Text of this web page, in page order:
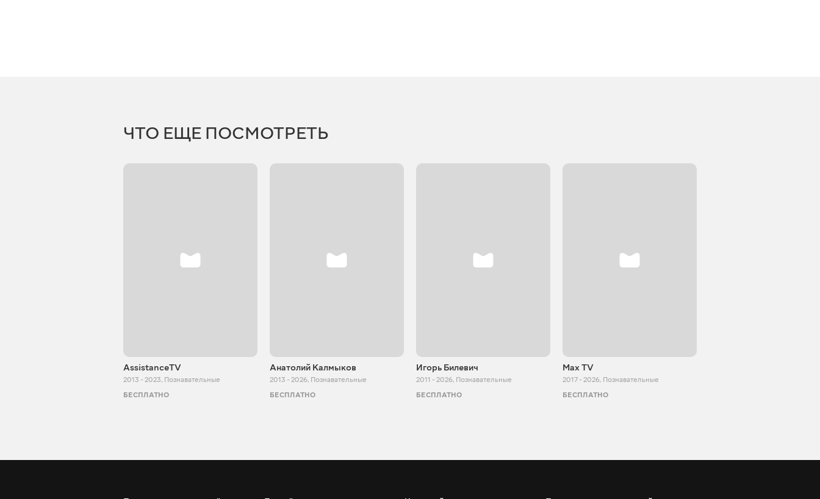
ЧТО ЕЩЕ ПОСМОТРЕТЬ
AssistanceTV
2013 - 2023, Познавательные
БЕСПЛАТНО
Анатолий Калмыков
2013 - 2026, Познавательные
БЕСПЛАТНО
Игорь Билевич
2011 - 2026, Познавательные
БЕСПЛАТНО
Max TV
2017 - 2026, Познавательные
БЕСПЛАТНО